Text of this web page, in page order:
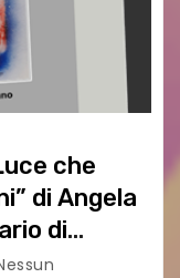
che
di Angela
di